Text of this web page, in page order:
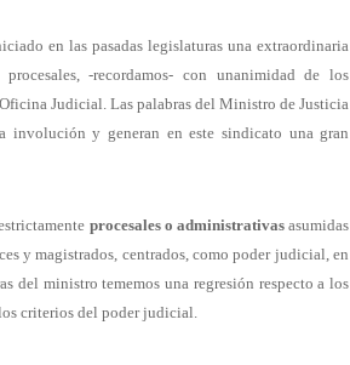
en las pasadas legislaturas una extraordinaria
-recordamos- con unanimidad de los
Judicial. Las palabras del Ministro de Justicia
involución y generan en este sindicato una gran
procesales o administrativasasumidas
y magistrados, centrados, como poder judicial, en
del ministro tememos una regresión respecto a los
criterios del poder judicial.